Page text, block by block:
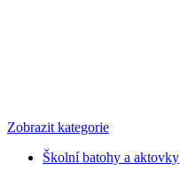
Zobrazit kategorie
Školní batohy a aktovky